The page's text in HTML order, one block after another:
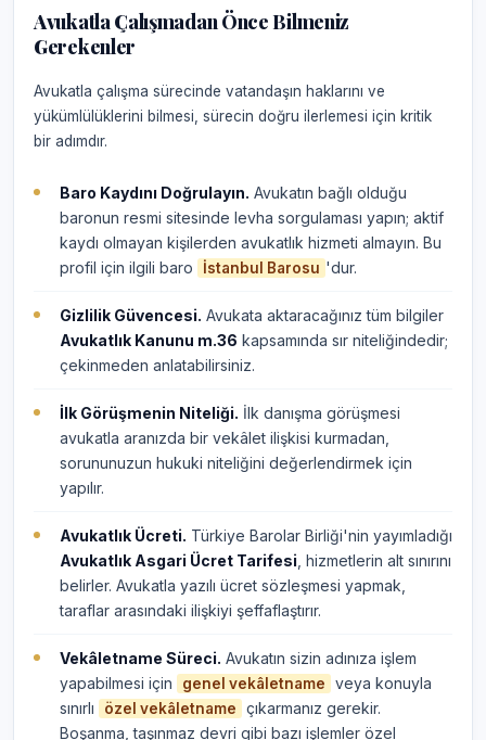
Avukatla Çalışmadan Önce Bilmeniz
Gerekenler
Avukatla çalışma sürecinde vatandaşın haklarını ve
yükümlülüklerini bilmesi, sürecin doğru ilerlemesi için kritik
bir adımdır.
Baro Kaydını Doğrulayın. Avukatın bağlı olduğu
baronun resmi sitesinde levha sorgulaması yapın; aktif
kaydı olmayan kişilerden avukatlık hizmeti almayın. Bu
profil için ilgili baro
İstanbul Barosu 'dur.
Gizlilik Güvencesi. Avukata aktaracağınız tüm bilgiler
Avukatlık Kanunu m.36 kapsamında sır niteliğindedir;
çekinmeden anlatabilirsiniz.
İlk Görüşmenin Niteliği. İlk danışma görüşmesi
avukatla aranızda bir vekâlet ilişkisi kurmadan,
sorununuzun hukuki niteliğini değerlendirmek için
yapılır.
Avukatlık Ücreti. Türkiye Barolar Birliği'nin yayımladığı
Avukatlık Asgari Ücret Tarifesi , hizmetlerin alt sınırını
belirler. Avukatla yazılı ücret sözleşmesi yapmak,
taraflar arasındaki ilişkiyi şeffaflaştırır.
Vekâletname Süreci. Avukatın sizin adınıza işlem
yapabilmesi için
genel vekâletname
veya konuyla
sınırlı
özel vekâletname
çıkarmanız gerekir.
Boşanma, taşınmaz devri gibi bazı işlemler özel